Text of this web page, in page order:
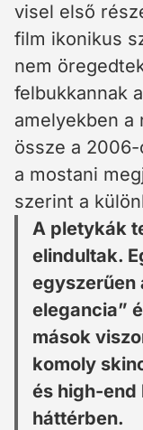
visel első
film ikonikus
nem
felbukkannak
amelyekben a
össze a
a mostani
szerint a
A pletykák
elindultak.
egyszerűen
elegancia”
mások
komoly
és high-end
háttérben.